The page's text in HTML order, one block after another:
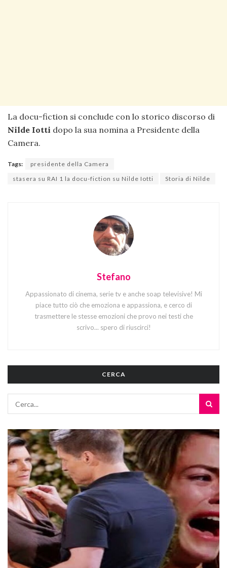
La docu-fiction si conclude con lo storico discorso di
Nilde Iotti dopo la sua nomina a Presidente della
Camera.
Tags:
presidente della Camera
stasera su RAI 1 la docu-fiction su Nilde Iotti
Storia di Nilde
Stefano
Appassionato di cinema, serie tv e anche soap televisive! Mi
piace tutto ciò che emoziona e appassiona, e cerco di
trasmettere le stesse emozioni che provo nei testi che
scrivo... spero di riuscirci!
CERCA